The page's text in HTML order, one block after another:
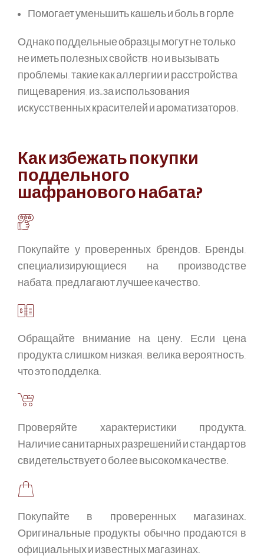
Помогает уменьшить кашель и боль в горле
Однако поддельные образцы могут не только
не иметь полезных свойств, но и вызывать
проблемы, такие как аллергии и расстройства
пищеварения, из-за использования
искусственных красителей и ароматизаторов.
Как избежать покупки
поддельного
шафранового набата?
Покупайте у проверенных брендов. Бренды,
специализирующиеся на производстве
набата, предлагают лучшее качество.
Обращайте внимание на цену. Если цена
продукта слишком низкая, велика вероятность,
что это подделка.
Проверяйте характеристики продукта.
Наличие санитарных разрешений и стандартов
свидетельствует о более высоком качестве.
Покупайте в проверенных магазинах.
Оригинальные продукты обычно продаются в
официальных и известных магазинах.